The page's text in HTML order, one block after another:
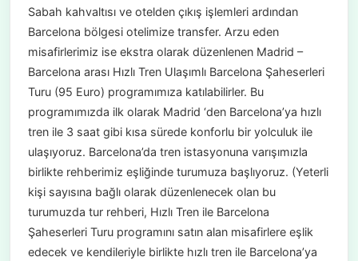
Sabah kahvaltısı ve otelden çıkış işlemleri ardından
Barcelona bölgesi otelimize transfer. Arzu eden
misafirlerimiz ise ekstra olarak düzenlenen Madrid –
Barcelona arası Hızlı Tren Ulaşımlı Barcelona Şaheserleri
Turu (95 Euro) programımıza katılabilirler. Bu
programımızda ilk olarak Madrid ‘den Barcelona’ya hızlı
tren ile 3 saat gibi kısa sürede konforlu bir yolculuk ile
ulaşıyoruz. Barcelona’da tren istasyonuna varışımızla
birlikte rehberimiz eşliğinde turumuza başlıyoruz. (Yeterli
kişi sayısına bağlı olarak düzenlenecek olan bu
turumuzda tur rehberi, Hızlı Tren ile Barcelona
Şaheserleri Turu programını satın alan misafirlere eşlik
edecek ve kendileriyle birlikte hızlı tren ile Barcelona’ya